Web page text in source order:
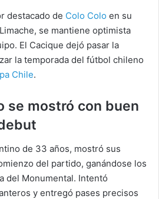
destacado de Colo Colo en su
se mantiene optimista
El Cacique dejó pasar la
la temporada del fútbol chileno
Chile.
se mostró con buen
de 33 años, mostró sus
del partido, ganándose los
del Monumental. Intentó
y entregó pases precisos